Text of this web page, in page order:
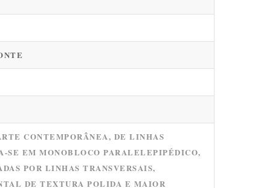
CONTEMPORÂNEA, DE LINHAS
SE EM MONOBLOCO PARALELEPIPÉDICO,
POR LINHAS TRANSVERSAIS,
DE TEXTURA POLIDA E MAIOR